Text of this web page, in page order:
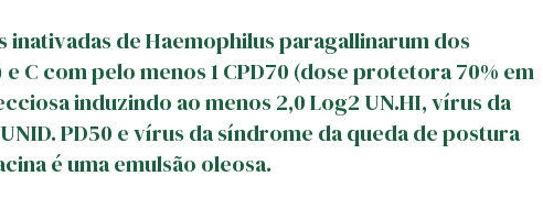
inativadas de Haemophilus paragallinarum dos
C com pelo menos 1 CPD70 (dose protetora 70% em
induzindo ao menos 2,0 Log2 UN.HI, vírus da
PD50 e vírus da síndrome da queda de postura
é uma emulsão oleosa.